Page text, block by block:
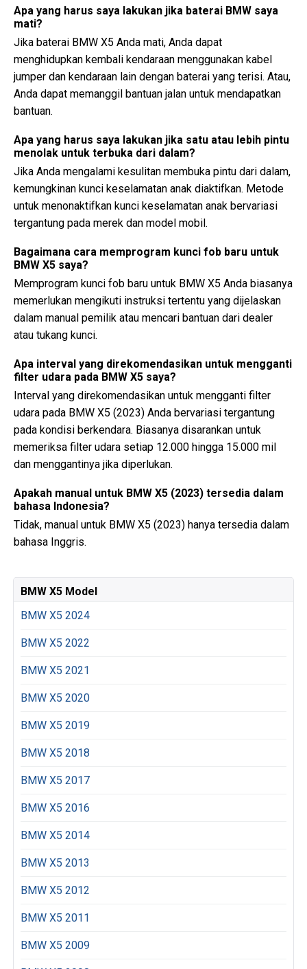
Apa yang harus saya lakukan jika baterai BMW saya
mati?
Jika baterai BMW X5 Anda mati, Anda dapat
menghidupkan kembali kendaraan menggunakan kabel
jumper dan kendaraan lain dengan baterai yang terisi. Atau,
Anda dapat memanggil bantuan jalan untuk mendapatkan
bantuan.
Apa yang harus saya lakukan jika satu atau lebih pintu
menolak untuk terbuka dari dalam?
Jika Anda mengalami kesulitan membuka pintu dari dalam,
kemungkinan kunci keselamatan anak diaktifkan. Metode
untuk menonaktifkan kunci keselamatan anak bervariasi
tergantung pada merek dan model mobil.
Bagaimana cara memprogram kunci fob baru untuk
BMW X5 saya?
Memprogram kunci fob baru untuk BMW X5 Anda biasanya
memerlukan mengikuti instruksi tertentu yang dijelaskan
dalam manual pemilik atau mencari bantuan dari dealer
atau tukang kunci.
Apa interval yang direkomendasikan untuk mengganti
filter udara pada BMW X5 saya?
Interval yang direkomendasikan untuk mengganti filter
udara pada BMW X5 (2023) Anda bervariasi tergantung
pada kondisi berkendara. Biasanya disarankan untuk
memeriksa filter udara setiap 12.000 hingga 15.000 mil
dan menggantinya jika diperlukan.
Apakah manual untuk BMW X5 (2023) tersedia dalam
bahasa Indonesia?
Tidak, manual untuk BMW X5 (2023) hanya tersedia dalam
bahasa Inggris.
BMW X5 Model
BMW X5 2024
BMW X5 2022
BMW X5 2021
BMW X5 2020
BMW X5 2019
BMW X5 2018
BMW X5 2017
BMW X5 2016
BMW X5 2014
BMW X5 2013
BMW X5 2012
BMW X5 2011
BMW X5 2009